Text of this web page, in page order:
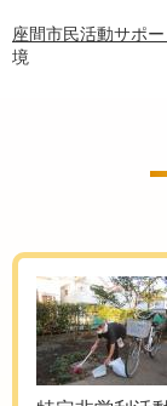
座間市民活動サポ
境